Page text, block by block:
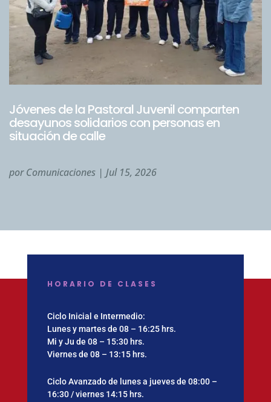
Jóvenes de la Pastoral Juvenil comparten
desayunos solidarios con personas en
situación de calle
porComunicaciones | Jul 15, 2026
HORARIO DE CLASES
Ciclo Inicial e Intermedio:
Lunes y martes de 08 – 16:25 hrs.
Mi y Ju de 08 – 15:30 hrs.
Viernes de 08 – 13:15 hrs.
Ciclo Avanzado de lunes a jueves de 08:00 –
16:30 / viernes 14:15 hrs.